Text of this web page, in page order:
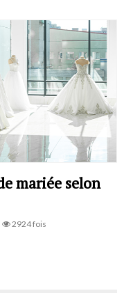
mariée selon
2924 fois